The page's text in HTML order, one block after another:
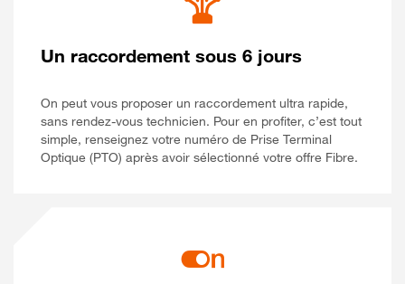
Un raccordement sous 6 jours
On peut vous proposer un raccordement ultra rapide,
sans rendez-vous technicien. Pour en profiter, c’est tout
simple, renseignez votre numéro de Prise Terminal
Optique (PTO) après avoir sélectionné votre offre Fibre.